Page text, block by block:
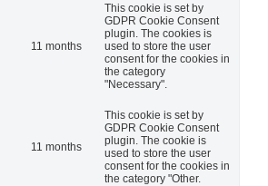
11 months
This cookie is set by
GDPR Cookie Consent
plugin. The cookies is
used to store the user
consent for the cookies in
the category
"Necessary".
11 months
This cookie is set by
GDPR Cookie Consent
plugin. The cookie is
used to store the user
consent for the cookies in
the category "Other.